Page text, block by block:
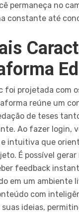
permaneça no
constante até
foi projetada com
reúne um
de teses
Ao fazer login,
intuitiva que
É possível
feedback
em um ambiente
com
ideias,